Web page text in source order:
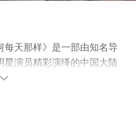
每天那样》是一部由知名导
星演员精彩演绎的中国大陆
全集完结），手机免费观看
猫或剧情网等平台了解。
